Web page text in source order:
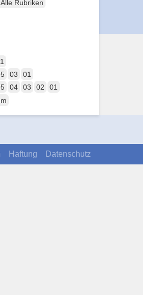
Alle Rubriken
03 01
04 03 02
01
Haftung Datenschutz